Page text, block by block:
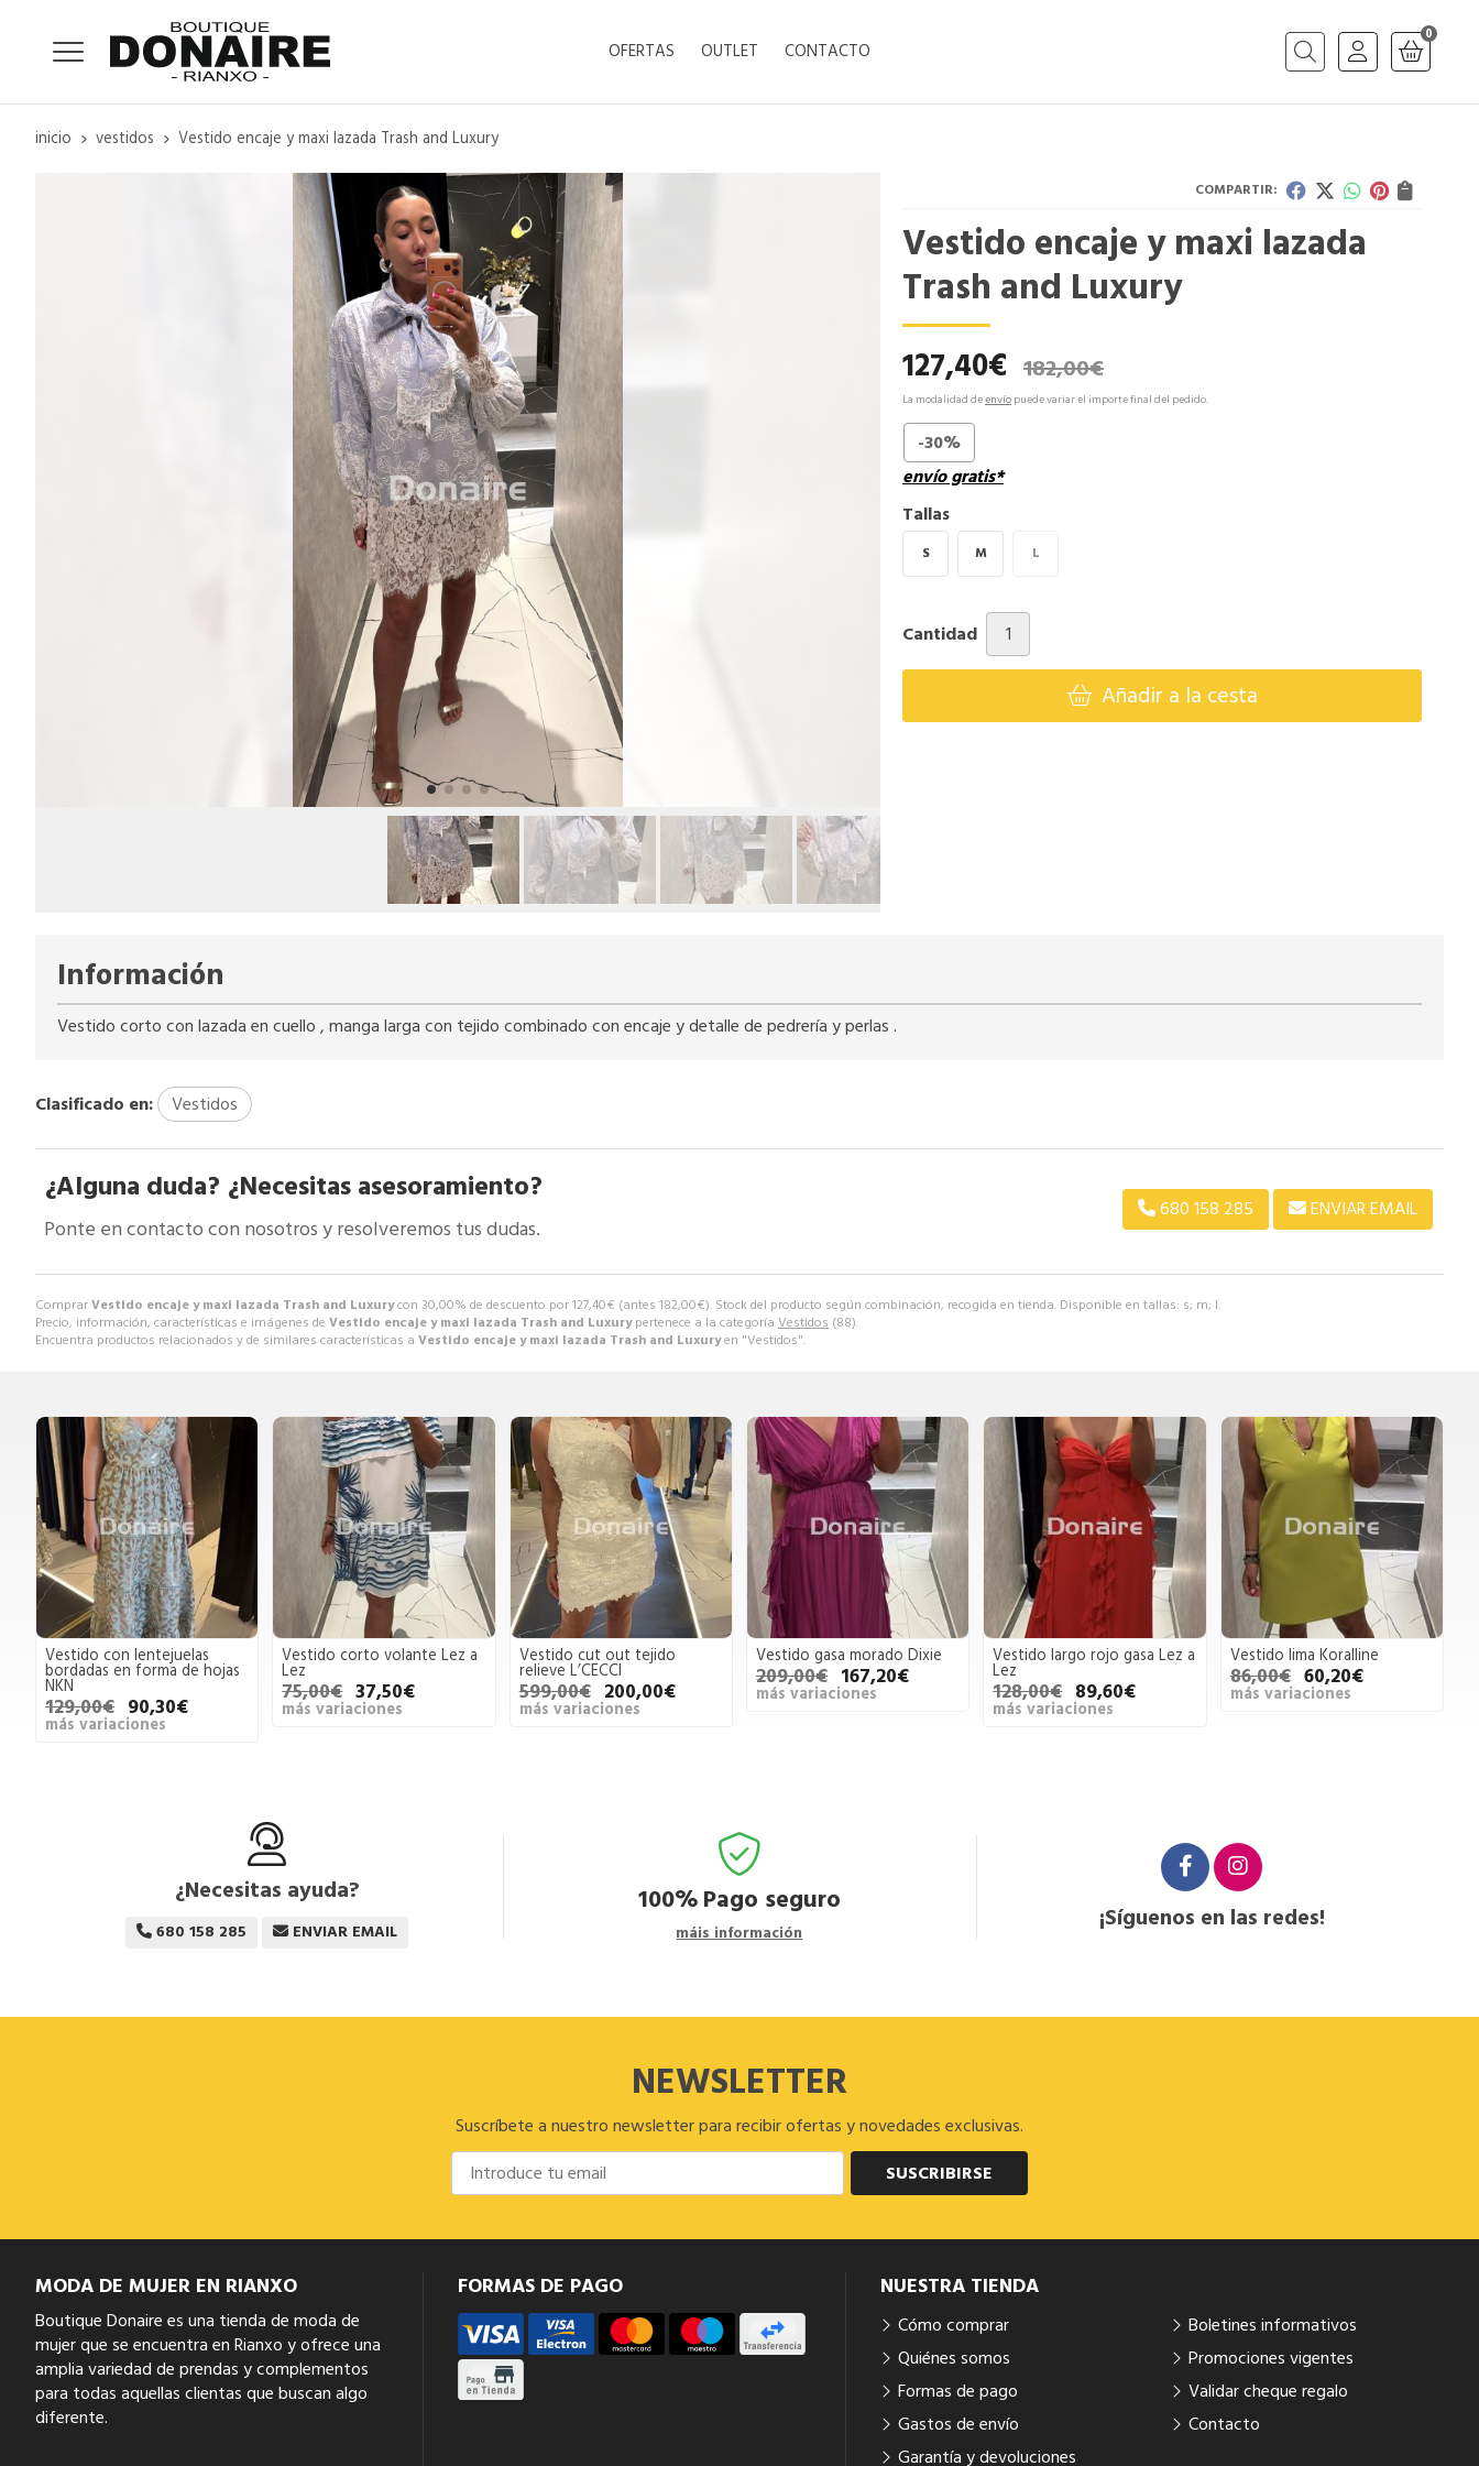
OFERTAS OUTLET CONTACTO Buscar
0
inicio vestidos Vestido encaje y maxi lazada Trash and Luxury
COMPARTIR:
Vestido encaje y maxi lazada
Trash and Luxury
127,40€ 182,00€
La modalidad deenvío puede variar el importe final del pedido.
-30%
envío gratis*
Tallas
S M L
Cantidad
Añadir a la cesta
ComprarVestido encaje y maxi lazada Trash and Luxurycon 30,00% de descuento por127,40€ (antes 182,00€). Stock del producto según combinación, recogida en tienda. Disponible en tallas: s; m; l.
Precio, información, características e imágenes de Vestido encaje y maxi lazada Trash and Luxurypertenece a la categoría Vestidos (88).
Encuentra productos relacionados y de similares características a Vestido encaje y maxi lazada Trash and Luxuryen "Vestidos".
Información
Vestido corto con lazada en cuello , manga larga con tejido combinado con encaje y detalle de pedrería y perlas .
Clasificado en: Vestidos
¿Alguna duda? ¿Necesitas asesoramiento?
Ponte en contacto con nosotros y resolveremos tus dudas.
680 158 285 ENVIAR EMAIL
Vestido con lentejuelas
bordadas en forma de hojas
NKN
129,00€ 90,30€
más variaciones
Vestido corto volante Lez a
Lez
75,00€ 37,50€
más variaciones
Vestido cut out tejido
relieve L’CECCI
599,00€ 200,00€
más variaciones
Vestido gasa morado Dixie
209,00€ 167,20€
más variaciones
Vestido largo rojo gasa Lez a
Lez
128,00€ 89,60€
más variaciones
Vestido lima Koralline
86,00€ 60,20€
más variaciones
¿Necesitas ayuda?
680 158 285 ENVIAR EMAIL
100%Pago seguro
máis información ¡Síguenos en las redes!
NEWSLETTER
Suscríbete a nuestro newsletter para recibir ofertas y novedades exclusivas.
SUSCRIBIRSE
MODA DE MUJER EN RIANXO
Boutique Donaire es una tienda de moda de
mujer que se encuentra en Rianxo y ofrece una
amplia variedad de prendas y complementos
para todas aquellas clientas que buscan algo
diferente.
FORMAS DE PAGO NUESTRA TIENDA
Cómo comprar
Quiénes somos
Formas de pago
Gastos de envío
Garantía y devoluciones
Boletines informativos
Promociones vigentes
Validar cheque regalo
Contacto